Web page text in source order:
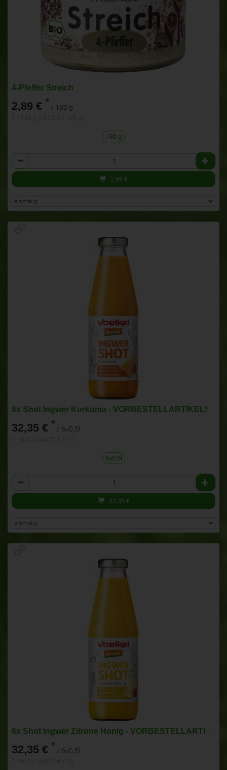
4-Pfeffer Streich
2,89 € * / 180 g
180 g
Anzahl
2,89 €
6x Shot Ingwer Kurkuma - VORBESTELLARTIKEL!
32,35 € * / 6x0,5l
6x0,5l
Anzahl
32,35 €
32,35 € * / 6x0,5l